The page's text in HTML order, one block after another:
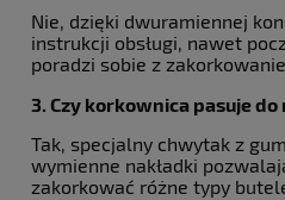
Nie, dzięki dwuramiennej
instrukcji obsługi, nawet
poradzi sobie z
3. Czy korkownica pasuje
Tak, specjalny chwytak z
wymienne nakładki
zakorkować różne typy